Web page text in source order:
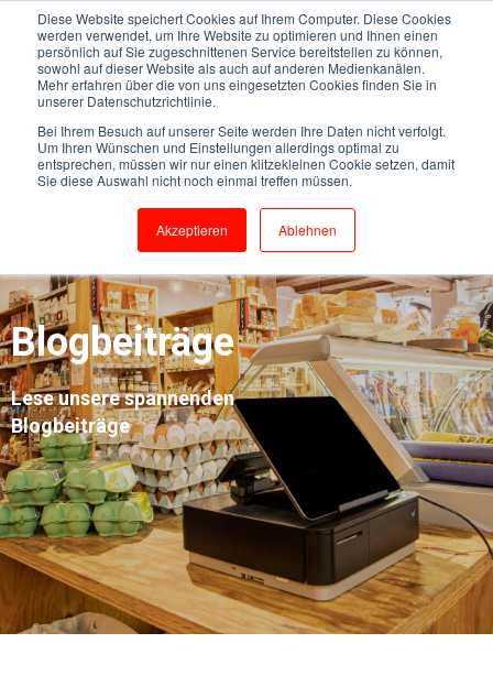
Diese Website speichert Cookies auf Ihrem Computer. Diese Cookies
werden verwendet, um Ihre Website zu optimieren und Ihnen einen
persönlich auf Sie zugeschnittenen Service bereitstellen zu können,
sowohl auf dieser Website als auch auf anderen Medienkanälen.
Mehr erfahren über die von uns eingesetzten Cookies finden Sie in
unserer Datenschutzrichtlinie.
Bei Ihrem Besuch auf unserer Seite werden Ihre Daten nicht verfolgt.
Um Ihren Wünschen und Einstellungen allerdings optimal zu
entsprechen, müssen wir nur einen klitzekleinen Cookie setzen, damit
Sie diese Auswahl nicht noch einmal treffen müssen.
Akzeptieren Ablehnen
Blogbeiträge
Lese unsere spannenden
Blogbeiträge